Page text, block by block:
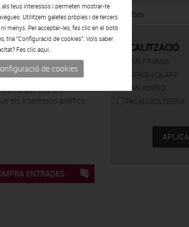
Aquestes i moltes altres
transitar cap a la
a l’espai que els
els interessos polítics,
ENTRADES
LOCALITZACIÓ
CAN FRAMIS
ESPAIS VOLART
CAN MARIO
PALAU SOLTERRA
teus interessos i permeten mostrar-te
Utilitzem galetes pròpies i de tercers
menys. Per acceptar-les, fes clic en el botó
tria "Configuració de cookies". Vols saber
Fes clicaquí.
de cookies